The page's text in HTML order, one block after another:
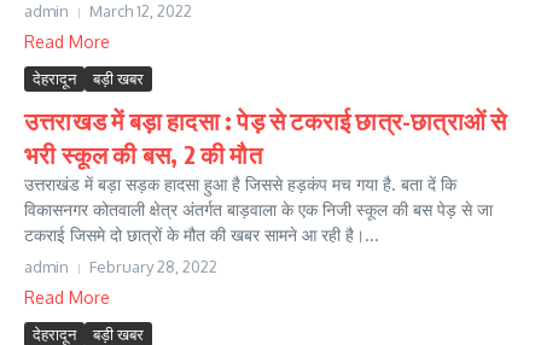
admin March 12, 2022
Read More
देहरादून बड़ी खबर
उत्तराखड में बड़ा हादसा : पेड़ से टकराई छात्र-छात्राओं से
भरी स्कूल की बस, 2 की मौत
उत्तराखंड में बड़ा सड़क हादसा हुआ है जिससे हड़कंप मच गया है. बता दें कि
विकासनगर कोतवाली क्षेत्र अंतर्गत बाड़वाला के एक निजी स्कूल की बस पेड़ से जा
टकराई जिसमे दो छात्रों के मौत की खबर सामने आ रही है।...
admin February 28, 2022
Read More
देहरादून बड़ी खबर